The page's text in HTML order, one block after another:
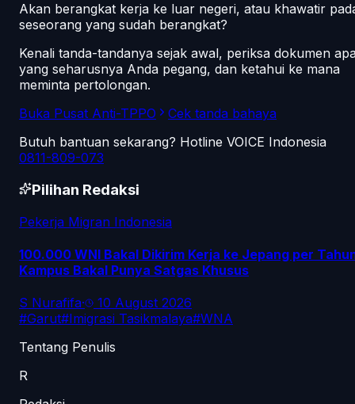
Akan berangkat kerja ke luar negeri, atau khawatir
seseorang yang sudah berangkat?
Kenali tanda-tandanya sejak awal, periksa dokumen
yang seharusnya Anda pegang, dan ketahui ke mana
meminta pertolongan.
Buka Pusat Anti-TPPO
Cek tanda bahaya
Butuh bantuan sekarang? Hotline VOICE Indonesia
0811-809-073
Pilihan Redaksi
Pekerja Migran Indonesia
100.000 WNI Bakal Dikirim Kerja ke Jepang per
Kampus Bakal Punya Satgas Khusus
S Nurafifa·
10 August 2026
#Garut#Imigrasi Tasikmalaya#WNA
Tentang Penulis
R